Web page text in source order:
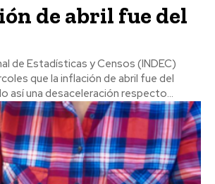
de abril fue del
de Estadísticas y Censos (INDEC)
que la inflación de abril fue del
así una desaceleración respecto...